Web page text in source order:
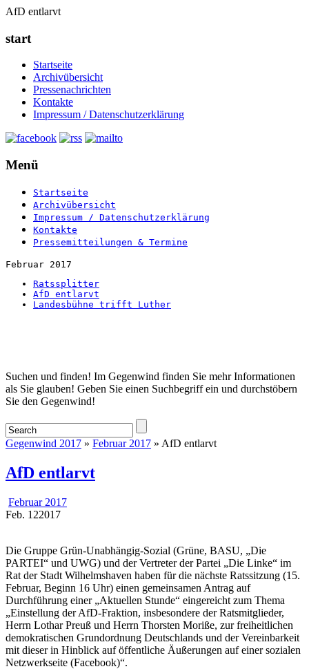
AfD entlarvt
start
Startseite
Archivübersicht
Pressenachrichten
Kontakte
Impressum / Datenschutzerklärung
Menü
Startseite
Archivübersicht
Impressum / Datenschutzerklärung
Kontakte
Pressemitteilungen & Termine
Februar 2017
Ratssplitter
AfD entlarvt
Landesbühne trifft Luther
Startseite
Suchen und finden! Im Gegenwind finden Sie mehr Informationen
als Sie glauben! Geben Sie einen Suchbegriff ein und durchstöbern
Sie den Gegenwind!
Gegenwind 2017 » Februar 2017 » AfD entlarvt
AfD entlarvt
Februar 2017
Feb. 122017
Die Gruppe Grün-Unabhängig-Sozial (Grüne, BASU, „Die
PARTEI“ und UWG) und der Vertreter der Partei „Die Linke“ im
Rat der Stadt Wilhelmshaven haben für die nächste Ratssitzung (15.
Februar, Beginn 16 Uhr) einen gemeinsamen Antrag auf
Durchführung einer „Aktuellen Stunde“ eingereicht zum Thema
„Einstellung der AfD-Fraktion, insbesondere der Ratsmitglieder,
Herrn Lothar Preuß und Herrn Thorsten Moriße, zur freiheitlichen
demokratischen Grundordnung Deutschlands und der Vereinbarkeit
mit dieser in Hinblick auf öffentliche Äußerungen auf einer sozialen
Netzwerkseite (Facebook)“.